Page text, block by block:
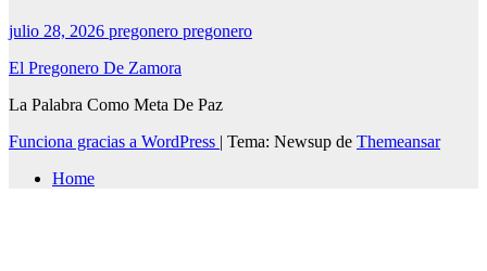
julio 28, 2026 pregonero pregonero
El Pregonero De Zamora
La Palabra Como Meta De Paz
Funciona gracias a WordPress | Tema: Newsup de Themeansar
Home